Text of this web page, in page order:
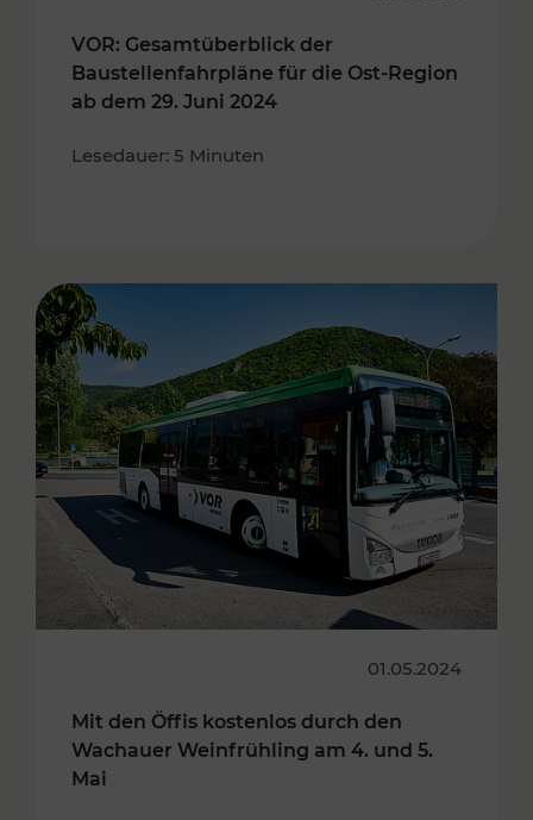
VOR: Gesamtüberblick der
Baustellenfahrpläne für die Ost-Region
ab dem 29. Juni 2024
Lesedauer: 5 Minuten
01.05.2024
Mit den Öffis kostenlos durch den
Wachauer Weinfrühling am 4. und 5.
Mai